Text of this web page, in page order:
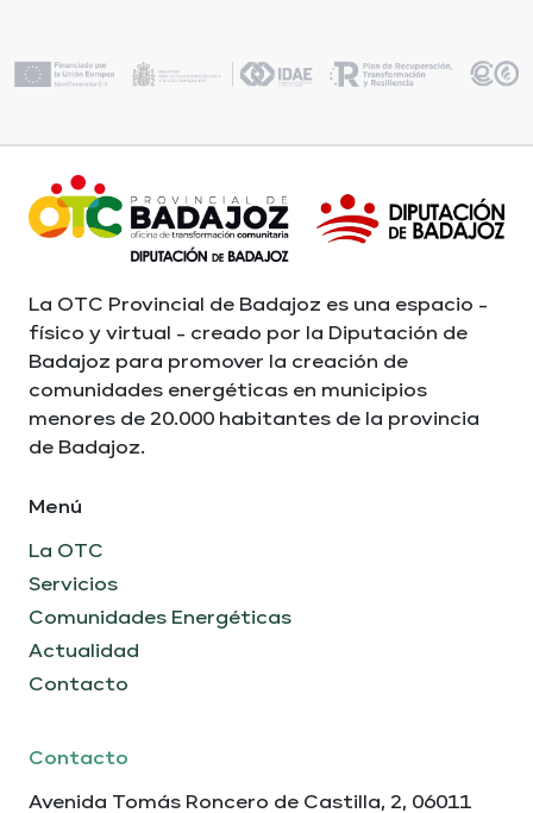
La OTC Provincial de Badajoz es una espacio -
físico y virtual - creado por la Diputación de
Badajoz para promover la creación de
comunidades energéticas en municipios
menores de 20.000 habitantes de la provincia
de Badajoz.
Menú
La OTC
Servicios
Comunidades Energéticas
Actualidad
Contacto
Contacto
Avenida Tomás Roncero de Castilla, 2, 06011